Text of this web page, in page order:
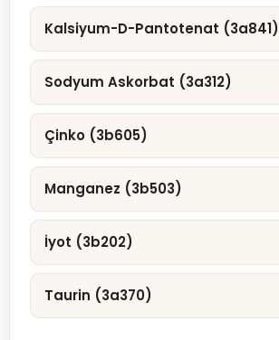
Kalsiyum-D-Pantotenat (3a841)
Sodyum Askorbat (3a312)
Çinko (3b605)
Manganez (3b503)
İyot (3b202)
Taurin (3a370)